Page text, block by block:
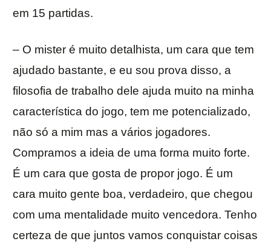
em 15 partidas.
– O mister é muito detalhista, um cara que tem
ajudado bastante, e eu sou prova disso, a
filosofia de trabalho dele ajuda muito na minha
característica do jogo, tem me potencializado,
não só a mim mas a vários jogadores.
Compramos a ideia de uma forma muito forte.
É um cara que gosta de propor jogo. É um
cara muito gente boa, verdadeiro, que chegou
com uma mentalidade muito vencedora. Tenho
certeza de que juntos vamos conquistar coisas